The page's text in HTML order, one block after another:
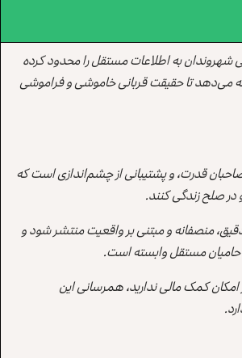
به اطلاعات مستقل را محدود کرده
می‌دهد تا حقیقت قربانی خاموشی و فراموشی
قدرت، و پشتیبانی از چشم‌اندازی است که
در صلح زندگی کنند.
منصفانه و مبتنی بر واقعیت منتشر شود و
حامیان مستقل وابسته است.
کمک مالی ندارید، همرسانی این